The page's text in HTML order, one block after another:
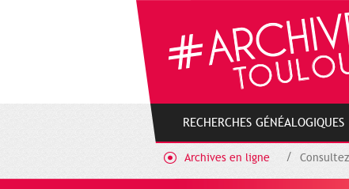
RECHERCHES GÉNÉALOGIQUES
Archives en ligne
Gestion de vos préférences sur les cookies